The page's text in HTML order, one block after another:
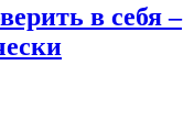
в себя –